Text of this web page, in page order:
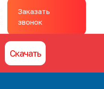
Заказать
звонок
Скачать